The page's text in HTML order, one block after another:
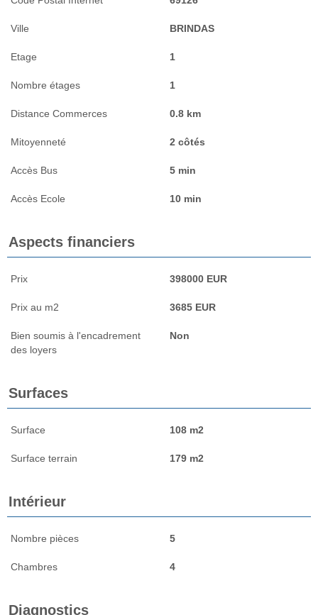
Ville BRINDAS
Etage 1
Nombre étages 1
Distance Commerces 0.8 km
Mitoyenneté 2 côtés
Accès Bus 5 min
Accès Ecole 10 min
Aspects financiers
Prix 398000 EUR
Prix au m2 3685 EUR
Bien soumis à l'encadrement
des loyers
Non
Surfaces
Surface 108 m2
Surface terrain 179 m2
Intérieur
Nombre pièces 5
Chambres 4
Diagnostics